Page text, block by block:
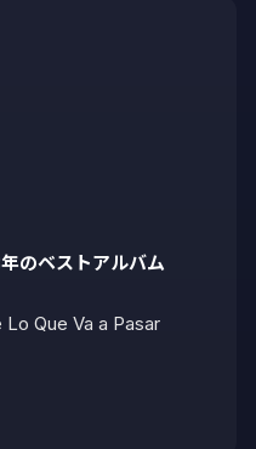
のベストアルバム
Que Va a Pasar